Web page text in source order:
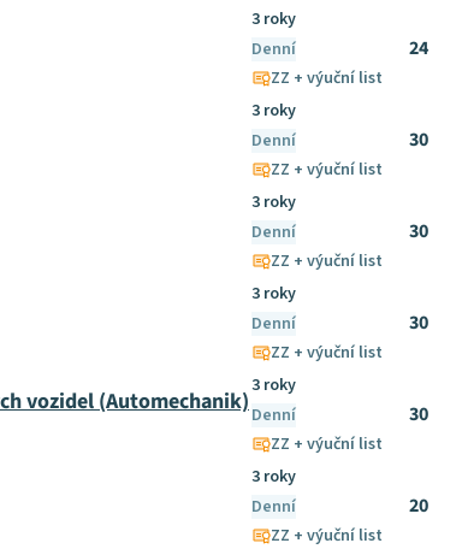
3 roky
Denní
ZZ + výuční list
24
3 roky
Denní
ZZ + výuční list
30
3 roky
Denní
ZZ + výuční list
30
3 roky
Denní
ZZ + výuční list
30
vozidel (Automechanik)
3 roky
Denní
ZZ + výuční list
30
3 roky
Denní
ZZ + výuční list
20